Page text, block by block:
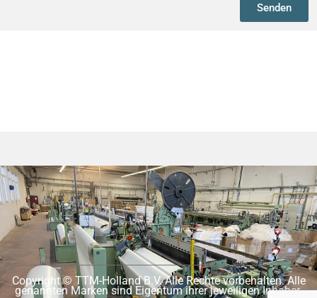
Senden
Copyright © TTM-Holland B.V. Alle Rechte vorbehalten. Alle
genannten Marken sind Eigentum ihrer jeweiligen Inhaber.